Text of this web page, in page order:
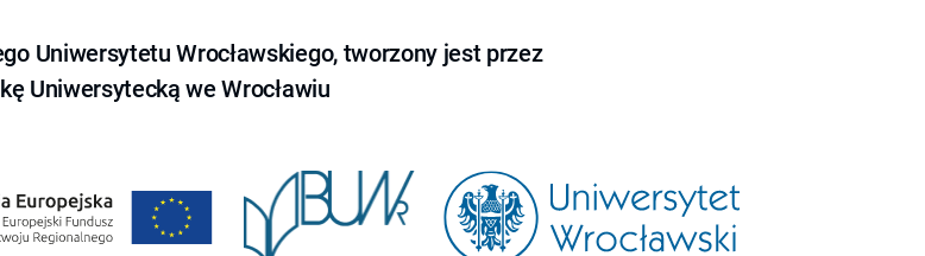
Uniwersytetu Wrocławskiego, tworzony jest przez
Uniwersytecką we Wrocławiu